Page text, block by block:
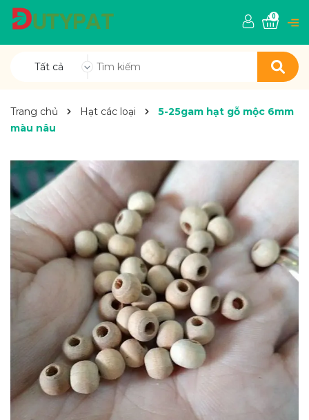
Tất cả
0
Trang chủ Hạt các loại
5-25gam hạt gỗ mộc 6mm
màu nâu